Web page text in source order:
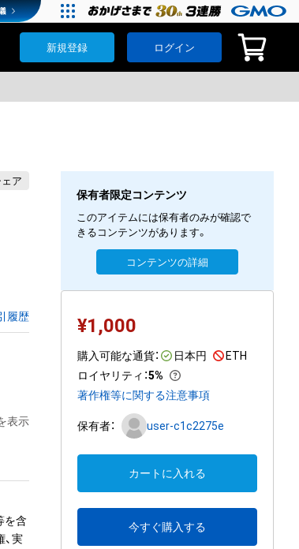
新規登録 ログイン
ェア
履歴
表示
を含
実
保有者限定コンテンツ
このアイテムには保有者のみが確認で
きるコンテンツがあります。
コンテンツの詳細
¥1,000
購入可能な通貨： 日本円
ETH
ロイヤリティ ：5%
著作権等に関する注意事項
保有者： user-c1c2275e
カートに入れる
今すぐ購入する